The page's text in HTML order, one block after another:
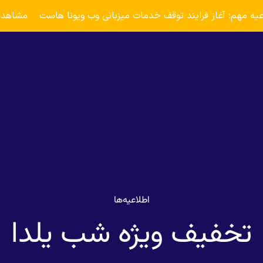
مهم؛ آغاز فرایند توقف خدمات میزبانی وب ویونا هاست
اطلاعیه‌ها
تخفیف ویژه شب یلدا